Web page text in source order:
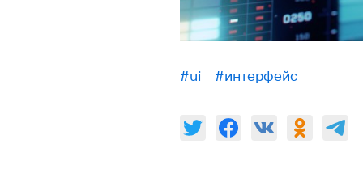
#ui #интерфейс